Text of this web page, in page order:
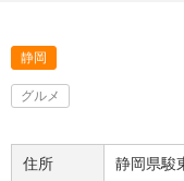
静岡
グルメ
住所 静岡県駿